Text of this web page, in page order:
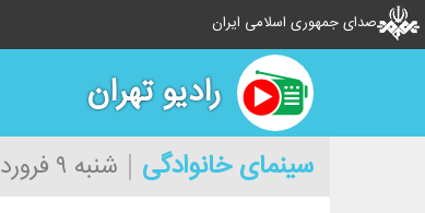
صدای جمهوری اسلامی ایران
رادیو تهران
سینمای خانوادگی شنبه ۹ فروردین ۱۴۰۴